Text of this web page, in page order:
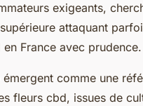
exigeants,
attaquant
France avec prudence.
comme une
fleurs cbd, issues de